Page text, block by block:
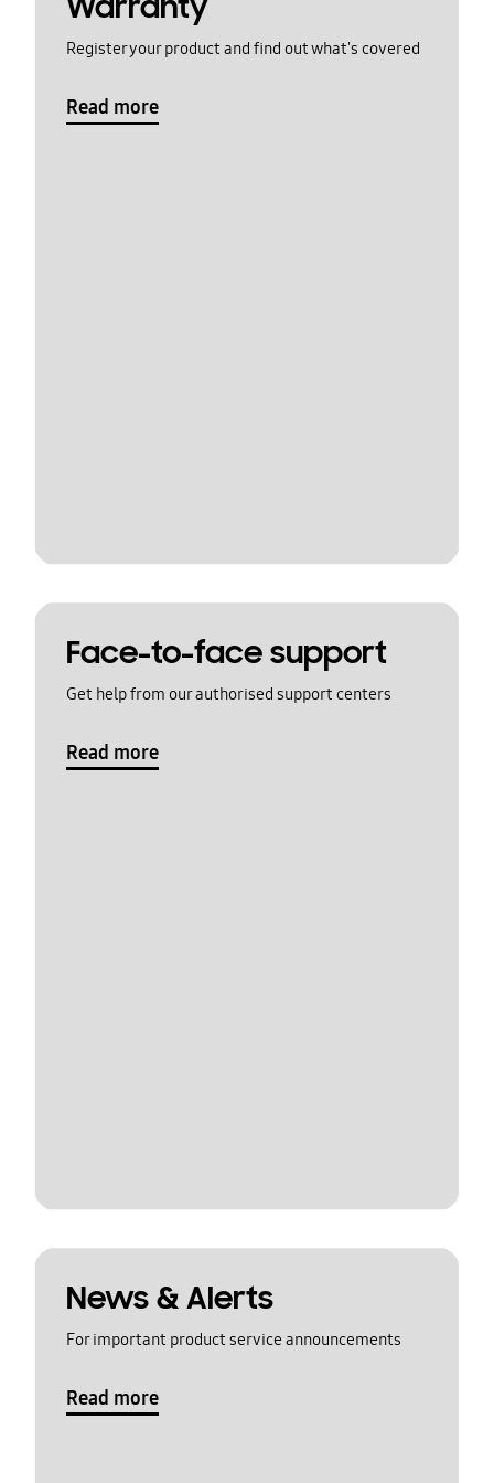
Register your product and find out what's covered
Read more
Face-to-face support
Get help from our authorised support centers
Read more
News & Alerts
For important product service announcements
Read more